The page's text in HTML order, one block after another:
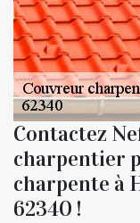
Contactez
charpentier
charpente à
62340 !